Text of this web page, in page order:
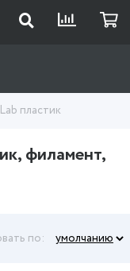
пластик
филамент,
по: